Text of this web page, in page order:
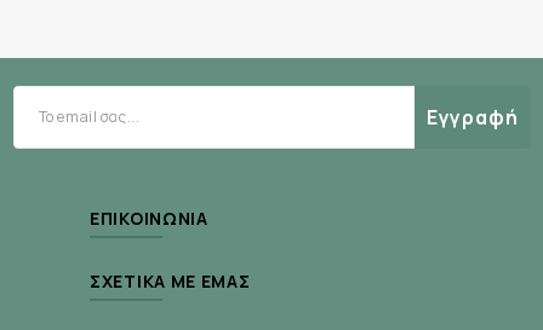
Sinensis Leaf Extract):
Εκχύλισμα καμέλιας (Camellia Japonica Seed
Μαλακώνει και καταπραΰνει.
Extract):
Εγγραφή
ΕΠΙΚΟΙΝΩΝΊΑ
ΣΧΕΤΙΚΆ ΜΕ ΕΜΆΣ